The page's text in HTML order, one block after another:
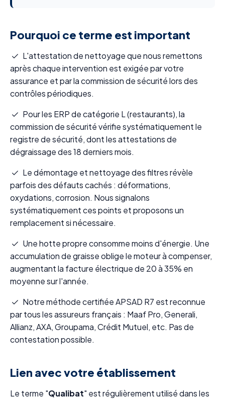
Pourquoi ce terme est important
L'attestation de nettoyage que nous remettons
après chaque intervention est exigée par votre
assurance et par la commission de sécurité lors des
contrôles périodiques.
Pour les ERP de catégorie L (restaurants), la
commission de sécurité vérifie systématiquement le
registre de sécurité, dont les attestations de
dégraissage des 18 derniers mois.
Le démontage et nettoyage des filtres révèle
parfois des défauts cachés : déformations,
oxydations, corrosion. Nous signalons
systématiquement ces points et proposons un
remplacement si nécessaire.
Une hotte propre consomme moins d'énergie. Une
accumulation de graisse oblige le moteur à compenser,
augmentant la facture électrique de 20 à 35% en
moyenne sur l'année.
Notre méthode certifiée APSAD R7 est reconnue
par tous les assureurs français : Maaf Pro, Generali,
Allianz, AXA, Groupama, Crédit Mutuel, etc. Pas de
contestation possible.
Lien avec votre établissement
Le terme "Qualibat" est régulièrement utilisé dans les